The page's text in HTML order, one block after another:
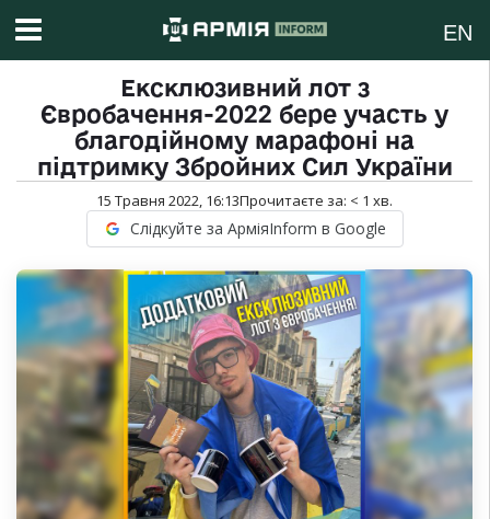
EN
Ексклюзивний лот з
Євробачення-2022 бере участь у
благодійному марафоні на
підтримку Збройних Сил України
15 Травня 2022, 16:13Прочитаєте за: < 1 хв.
Слідкуйте за АрміяInform в Google